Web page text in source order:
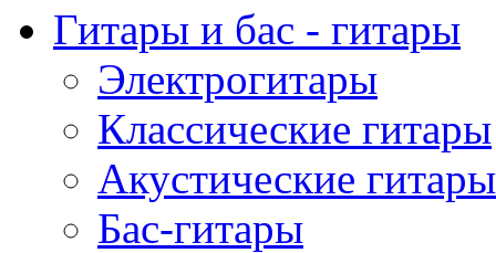
Гитары и бас - гитары
Электрогитары
Классические гитары
Акустические гитары
Бас-гитары